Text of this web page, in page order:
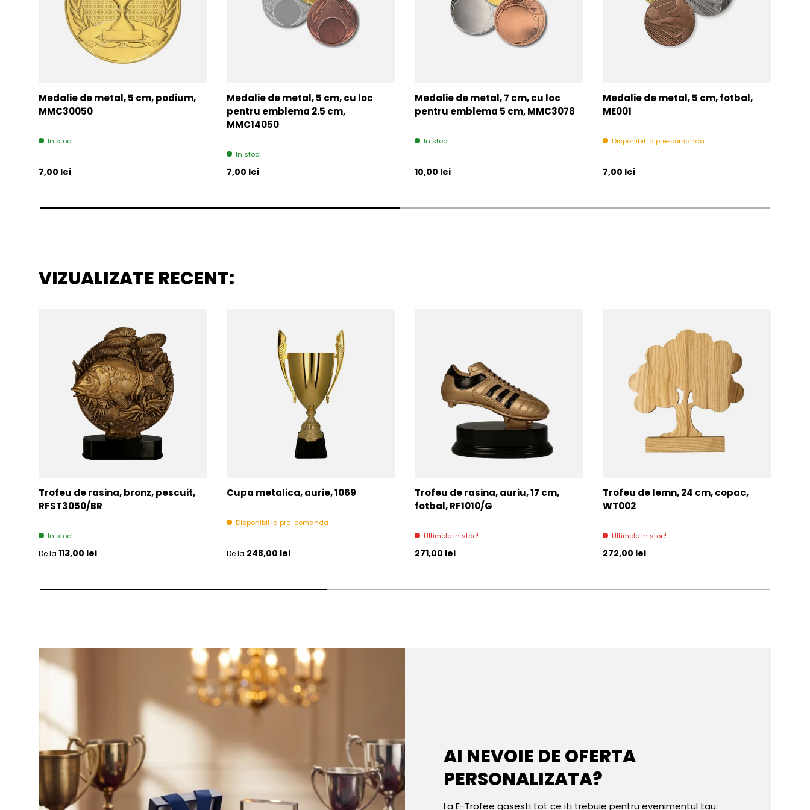
Medalie de metal, 5 cm, podium,
MMC30050
In stoc!
Pret initial
7,00 lei
Medalie de metal, 5 cm, cu loc
pentru emblema 2.5 cm,
MMC14050
In stoc!
Pret initial
7,00 lei
Medalie de metal, 7 cm, cu loc
pentru emblema 5 cm, MMC3078
In stoc!
Pret initial
10,00 lei
Medalie de metal, 5 cm, fotbal,
ME001
Disponibil la pre-comanda
Pret initial
7,00 lei
VIZUALIZATE RECENT:
Trofeu de rasina, bronz, pescuit,
RFST3050/BR
In stoc!
Pret initial
De la 113,00 lei
Cupa metalica, aurie, 1069
Disponibil la pre-comanda
Pret initial
De la 248,00 lei
Trofeu de rasina, auriu, 17 cm,
fotbal, RF1010/G
Ultimele in stoc!
Pret initial
271,00 lei
Trofeu de lemn, 24 cm, copac,
WT002
Ultimele in stoc!
Pret initial
272,00 lei
AI NEVOIE DE OFERTA
PERSONALIZATA?
La E-Trofee gasesti tot ce iti trebuie pentru evenimentul tau: